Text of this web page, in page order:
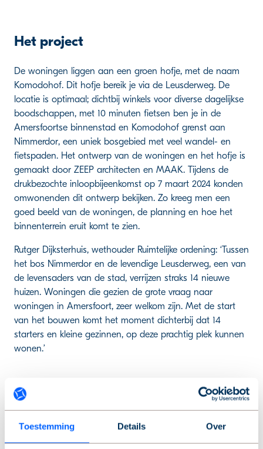
Toestemming Details Over
Het project
De woningen liggen aan een groen hofje, met de naam
Komodohof. Dit hofje bereik je via de Leusderweg. De
locatie is optimaal; dichtbij winkels voor diverse dagelijkse
boodschappen, met 10 minuten fietsen ben je in de
Amersfoortse binnenstad en Komodohof grenst aan
Nimmerdor, een uniek bosgebied met veel wandel- en
fietspaden. Het ontwerp van de woningen en het hofje is
gemaakt door ZEEP architecten en MAAK. Tijdens de
drukbezochte inloopbijeenkomst op 7 maart 2024 konden
omwonenden dit ontwerp bekijken. Zo kreeg men een
goed beeld van de woningen, de planning en hoe het
binnenterrein eruit komt te zien.
Rutger Dijksterhuis, wethouder Ruimtelijke ordening: ‘Tussen
het bos Nimmerdor en de levendige Leusderweg, een van
de levensaders van de stad, verrijzen straks 14 nieuwe
huizen. Woningen die gezien de grote vraag naar
woningen in Amersfoort, zeer welkom zijn. Met de start
van het bouwen komt het moment dichterbij dat 14
starters en kleine gezinnen, op deze prachtig plek kunnen
wonen.’
Een passende woning voor iedereen